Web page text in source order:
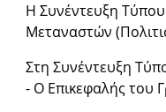
Η Συνέντευξη
Μεταναστών
Στη Συνέντευξη
- Ο Επικεφαλής του